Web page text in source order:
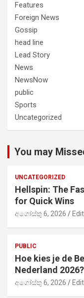
Features
Foreign News
Gossip
head line
Lead Story
News
NewsNow
public
Sports
Uncategorized
You may
UNCATEGORIZED
Hellspin: The
for Quick Wins
අගෝස්තු 6, 2026
PUBLIC
Hoe kies je de
Nederland
අගෝස්තු 6, 2026